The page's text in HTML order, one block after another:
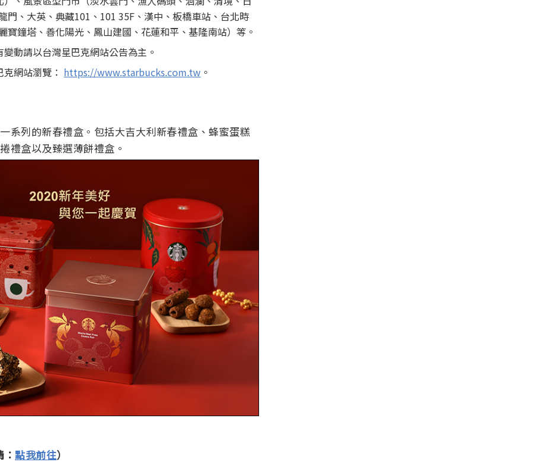
門、大英、典藏101、101 35F、漢中、板橋車站、台北時
鐘塔、善化陽光、鳳山建國、花蓮和平、基隆南站）等。
動請以台灣星巴克網站公告為主。
網站瀏覽： https://www.starbucks.com.tw 。
系列的新春禮盒。包括大吉大利新春禮盒、蜂蜜蛋糕
禮盒以及臻選薄餅禮盒。
點我前往）